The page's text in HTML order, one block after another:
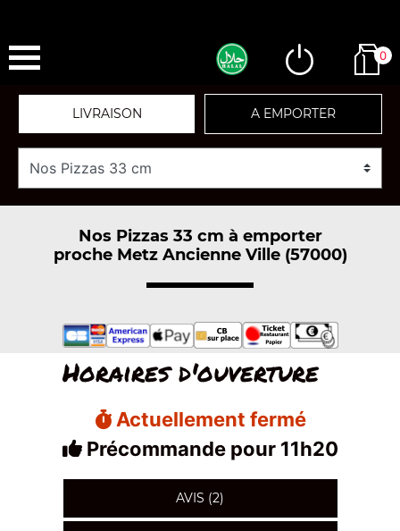
0
LIVRAISON A EMPORTER
Nos Pizzas 33 cm à emporter
proche Metz Ancienne Ville (57000)
Horaires d'ouverture
Actuellement fermé
Précommande pour 11h20
AVIS (2)